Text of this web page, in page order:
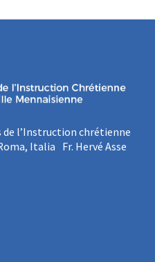
de l’Instruction chrétienne
Italia Fr. Hervé Asse